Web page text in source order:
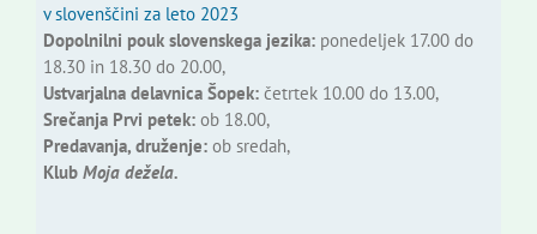
v slovenščini za leto 2023
Dopolnilni pouk slovenskega jezika:ponedeljek 17.00 do
18.30 in 18.30 do 20.00,
Ustvarjalna delavnica Šopek:četrtek 10.00 do 13.00,
Srečanja Prvi petek:ob 18.00,
Predavanja, druženje:ob sredah,
Klub Moja dežela.